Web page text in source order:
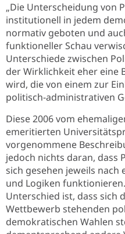
„Die Unterscheidung von
institutionell in jedem
normativ geboten und
funktioneller Schau
Unterschiede zwischen
der Wirklichkeit eher eine
wird, die von einem zur
politisch-administrativen
Diese 2006 vom
emeritierten
vorgenommene
jedoch nichts daran, dass
sich gesehen jeweils nach
und Logiken
Unterschied ist, dass sich
Wettbewerb stehenden
demokratischen Wahlen